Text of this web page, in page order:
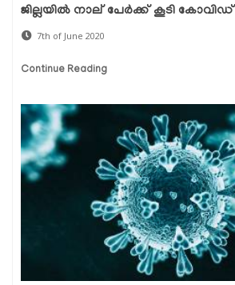
ജില്ലയില്‍ നാല് പേര്‍ക്ക് കൂടി കോവിഡ്
7th of June 2020
Continue Reading